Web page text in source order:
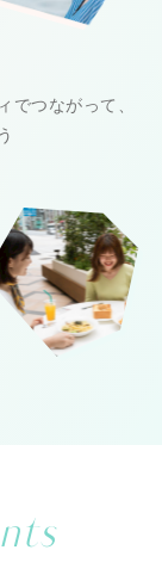
でつながって、